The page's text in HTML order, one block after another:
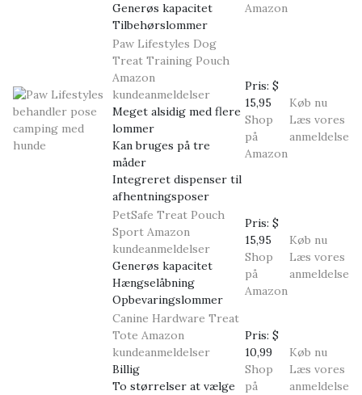
Generøs kapacitet
Tilbehørslommer
Amazon
Paw Lifestyles Dog
Treat Training Pouch
Amazon
kundeanmeldelser
Meget alsidig med flere
lommer
Kan bruges på tre
måder
Integreret dispenser til
afhentningsposer
Pris: $
15,95
Shop
på
Amazon
Køb nu
Læs vores
anmeldelse
PetSafe Treat Pouch
Sport Amazon
kundeanmeldelser
Generøs kapacitet
Hængselåbning
Opbevaringslommer
Pris: $
15,95
Shop
på
Amazon
Køb nu
Læs vores
anmeldelse
Canine Hardware Treat
Tote Amazon
kundeanmeldelser
Billig
To størrelser at vælge
Pris: $
10,99
Shop
på
Køb nu
Læs vores
anmeldelse